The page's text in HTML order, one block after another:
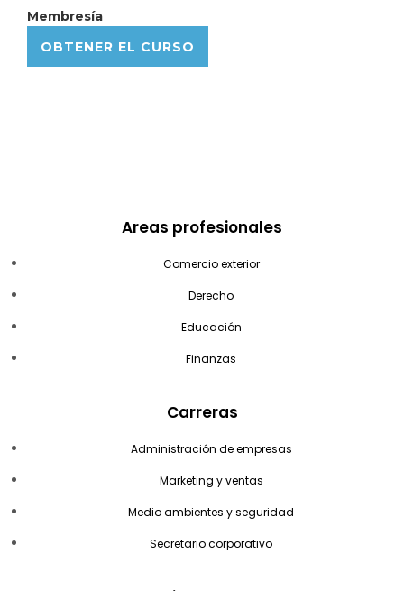
Membresía
OBTENER EL CURSO
Areas profesionales
Comercio exterior
Derecho
Educación
Finanzas
Carreras
Administración de empresas
Marketing y ventas
Medio ambientes y seguridad
Secretario corporativo